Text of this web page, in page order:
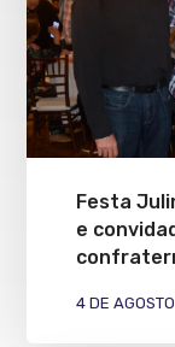
Festa
e
4 DE